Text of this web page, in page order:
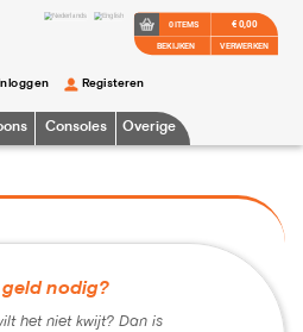
Consoles Overige
Inloggen Registeren
0 ITEMS
BEKIJKEN
€ 0,00
VERWERKEN
nodig?
het niet kwijt? Dan is